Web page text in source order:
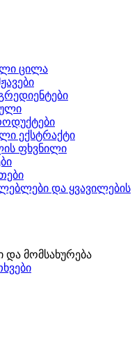
ცილა
ექსტრაქტი
ფხვნილი
და ყვავილების
და მომსახურება